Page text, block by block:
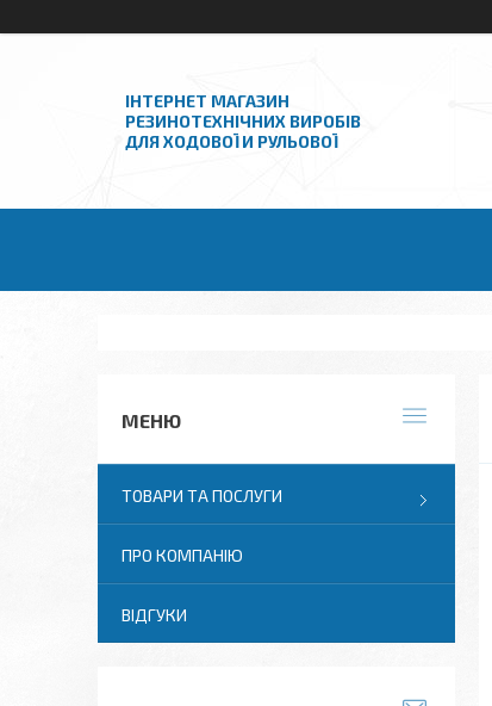
ІНТЕРНЕТ МАГАЗИН
РЕЗИНОТЕХНІЧНИХ ВИРОБІВ
ДЛЯ ХОДОВОЇ И РУЛЬОВОЇ
ТОВАРИ ТА ПОСЛУГИ
ПРО КОМПАНІЮ
ВІДГУКИ